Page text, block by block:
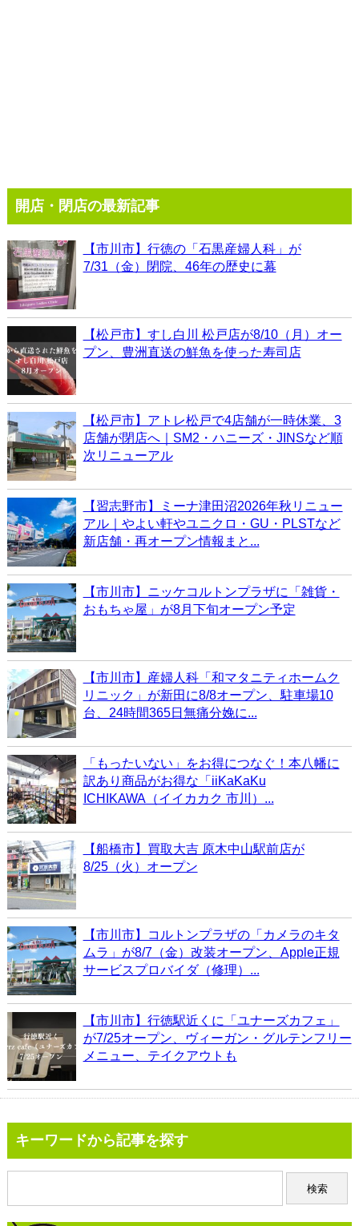
開店・閉店の最新記事
【市川市】行徳の「石黒産婦人科」が
7/31（金）閉院、46年の歴史に幕
【松戸市】すし白川 松戸店が8/10（月）オー
プン、豊洲直送の鮮魚を使った寿司店
【松戸市】アトレ松戸で4店舗が一時休業、3
店舗が閉店へ｜SM2・ハニーズ・JINSなど順
次リニューアル
【習志野市】ミーナ津田沼2026年秋リニュー
アル｜やよい軒やユニクロ・GU・PLSTなど
新店舗・再オープン情報まと...
【市川市】ニッケコルトンプラザに「雑貨・
おもちゃ屋」が8月下旬オープン予定
【市川市】産婦人科「和マタニティホームク
リニック」が新田に8/8オープン、駐車場10
台、24時間365日無痛分娩に...
「もったいない」をお得につなぐ！本八幡に
訳あり商品がお得な「iiKaKaKu
ICHIKAWA（イイカカク 市川）...
【船橋市】買取大吉 原木中山駅前店が
8/25（火）オープン
【市川市】コルトンプラザの「カメラのキタ
ムラ」が8/7（金）改装オープン、Apple正規
サービスプロバイダ（修理）...
【市川市】行徳駅近くに「ユナーズカフェ」
が7/25オープン、ヴィーガン・グルテンフリー
メニュー、テイクアウトも
キーワードから記事を探す